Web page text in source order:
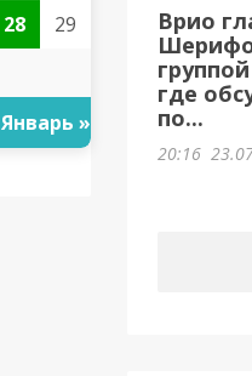
28
29
Январь »
Врио
где
по...
20:16